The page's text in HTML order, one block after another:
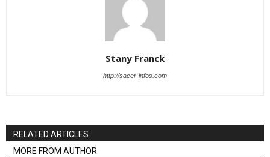
Stany Franck
http://sacer-infos.com
RELATED ARTICLES
MORE FROM AUTHOR